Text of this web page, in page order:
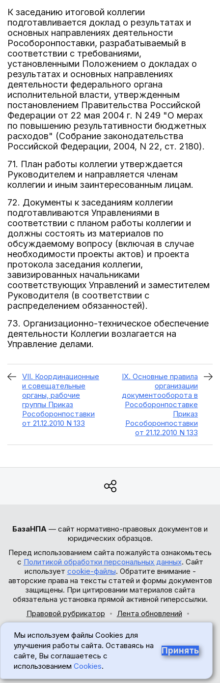
К заседанию итоговой коллегии
подготавливается доклад о результатах и
основных направлениях деятельности
Рособоронпоставки, разрабатываемый в
соответствии с требованиями,
установленными Положением о докладах о
результатах и основных направлениях
деятельности федерального органа
исполнительной власти, утвержденным
постановлением Правительства Российской
Федерации от 22 мая 2004 г. N 249 "О мерах
по повышению результативности бюджетных
расходов" (Собрание законодательства
Российской Федерации, 2004, N 22, ст. 2180).
71. План работы коллегии утверждается
Руководителем и направляется членам
коллегии и иным заинтересованным лицам.
72. Документы к заседаниям коллегии
подготавливаются Управлениями в
соответствии с планом работы коллегии и
должны состоять из материалов по
обсуждаемому вопросу (включая в случае
необходимости проекты актов) и проекта
протокола заседания коллегии,
завизированных начальниками
соответствующих Управлений и заместителем
Руководителя (в соответствии с
распределением обязанностей).
73. Организационно-техническое обеспечение
деятельности Коллегии возлагается на
Управление делами.
VII. Координационные
и совещательные
органы, рабочие
группы Приказ
Рособоронпоставки
от 21.12.2010 N 133
IX. Основные правила
организации
документооборота в
Рособоронпоставке
Приказ
Рособоронпоставки
от 21.12.2010 N 133
БазаНПА — сайт нормативно-правовых документов и
юридических образцов.
Перед использованием сайта пожалуйста ознакомьтесь
с Политикой обработки персональных данных. Сайт
использует cookie-файлы. Обратите внимание -
авторские права на тексты статей и формы документов
защищены. При цитировании материалов сайта
обязательна установка прямой активной гиперссылки.
Правовой рубрикатор
Лента обновлений
© 2017-2026
18+
Мы используем файлы Cookies для
улучшения работы сайта. Оставаясь на
сайте, Вы соглашаетесь с
использованием Cookies.
Принять